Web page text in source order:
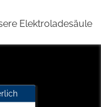
Elektroladesäule